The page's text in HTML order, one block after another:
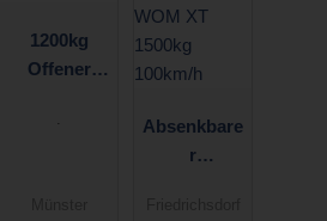
1200kg
Offener
12.
Absenkbare
r